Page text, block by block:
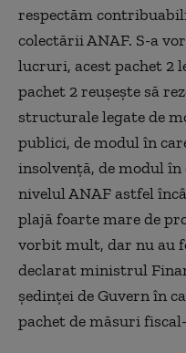
respectăm
colectării ANAF. S-a
lucruri, acest pachet 2
pachet 2 reuşeşte să
structurale legate de
publici, de modul în
insolvenţă, de modul
nivelul ANAF astfel
plajă foarte mare de
vorbit mult, dar nu au
declarat ministrul
şedinţei de Guvern în
pachet de măsuri